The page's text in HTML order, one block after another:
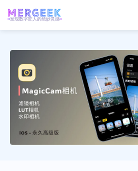
发现数字匠人的绝妙灵感